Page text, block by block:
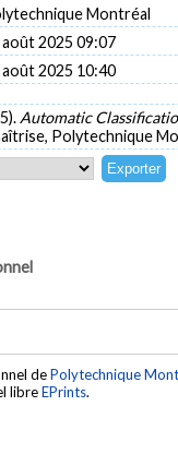
(PACG) is a
groups. Early
Optical Coherence
external eye
The study develops
Herick ratio, a key
complement existing
the necessary
classifications of
By enabling
Montréal
2025 09:07
2025 10:40
Automatic
Polytechnique
dePolytechnique
libreEPrints.